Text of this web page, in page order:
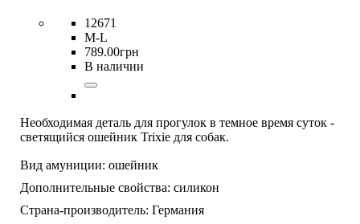
12671
M-L
789.00грн
В наличии
Необходимая деталь для прогулок в темное время суток -
светящийся ошейник Trixie для собак.
Вид амуниции: ошейник
Дополнительные свойства: силикон
Страна-производитель: Германия